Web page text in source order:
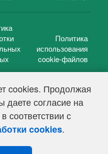
cookies. Продолжая
даете согласие на
соответствии с
cookies.
Политика
использования
cookie-файлов
г.
Эл № ФС 77-39848, выдано
сфере связи,
коммуникаций